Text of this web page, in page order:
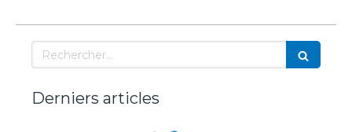
Rechercher
Derniers articles